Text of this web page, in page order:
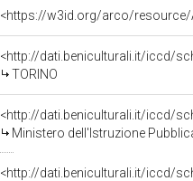
<https://w3id.org/arco/resource/
<http://dati.beniculturali.it/iccd/
TORINO
Ministero dell'Istruzione
<http://dati.beniculturali.it/iccd/